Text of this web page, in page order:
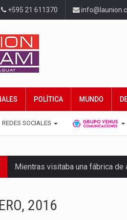
+595 21 611370
POLÍTICA MUNDO
REDES SOCIALES
Mientras visitaba una fábrica de
El Ministerio de Educación y
2016